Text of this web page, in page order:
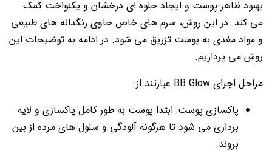
بهبود ظاهر پوست و ایجاد جلوه ای درخشان و یکنواخت کمک
می کند. در این روش، سرم های خاص حاوی رنگدانه های طبیعی
و مواد مغذی به پوست تزریق می شود. در ادامه به توضیحات این
روش می پردازیم.
مراحل اجرای BB Glow عبارتند از:
پاکسازی پوست: ابتدا پوست به طور کامل پاکسازی و لایه
برداری می شود تا هرگونه آلودگی و سلول های مرده از بین
بروند.